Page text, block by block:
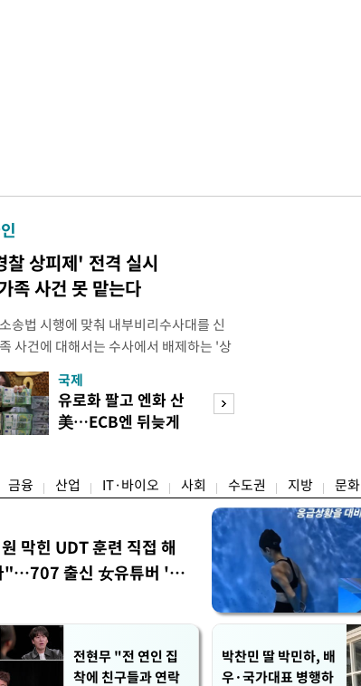
상피제' 전격 실시
족 사건 못 맡는다
송법 시행에 맞춰 내부비리수사대를 신
사건에 대해서는 수사에서 배제하는 '상
경찰청은 7일 오후 3시 '개정 형사소송법
포스(TF)' 회의를 열었다고 밝혔다. 경찰은
사에 맞춰 기존 국가수사본부에서 운영
을 인권감사관실로 이관·개편해 객관
국제
유로화 팔고 엔화 산
美…ECB엔 뒤늦게
금융 산업 IT·바이오 사회 수도권 지방 문화
막힌 UDT 훈련 직접 해
"…707 출신 女유튜버 '완
전현무 "전 연인 집
착에 친구들과 연락
박찬민 딸 박민하, 배
우·국가대표 병행하